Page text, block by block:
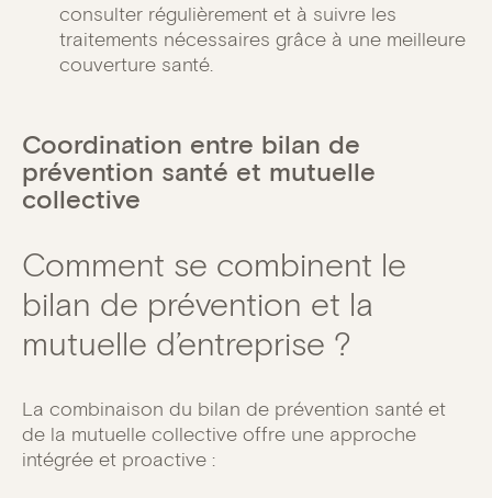
consulter régulièrement et à suivre les
traitements nécessaires grâce à une meilleure
couverture santé.
Coordination entre bilan de
prévention santé et mutuelle
collective
Comment se combinent le
bilan de prévention et la
mutuelle d’entreprise ?
La combinaison du bilan de prévention santé et
de la mutuelle collective offre une approche
intégrée et proactive :